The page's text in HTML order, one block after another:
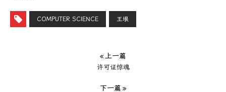
COMPUTER SCIENCE 王垠
« 上一篇
许可证惊魂
下一篇 »